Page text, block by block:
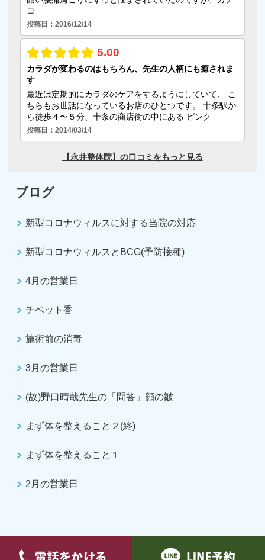
ブログ
新型コロナウィルスに対する当院の対応
新型コロナウィルスとBCG(予防接種)
4月の営業日
チベット香
施術前の消毒
3月の営業日
(故)野口晴哉先生の「問答」顔の皺
まず体を整えること２(終)
まず体を整えること１
2月の営業日